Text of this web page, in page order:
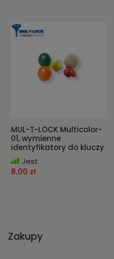
MUL-T-LOCK Multicolor-
01, wymienne
identyfikatory do kluczy
Jest
8,00 zł
Zakupy